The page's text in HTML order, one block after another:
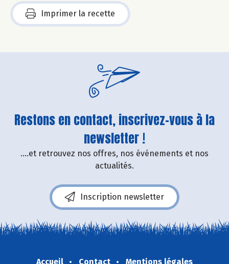
Imprimer la recette
Restons en contact, inscrivez-vous à la
newsletter !
....et retrouvez nos offres, nos événements et nos
actualités.
Inscription newsletter
Accueil Contact
Mentions légales